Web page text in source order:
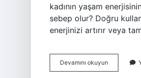
kadının yaşam
sebep olur? Doğru
enerjinizi artırır veya
Devamını okuyun
Evreleri